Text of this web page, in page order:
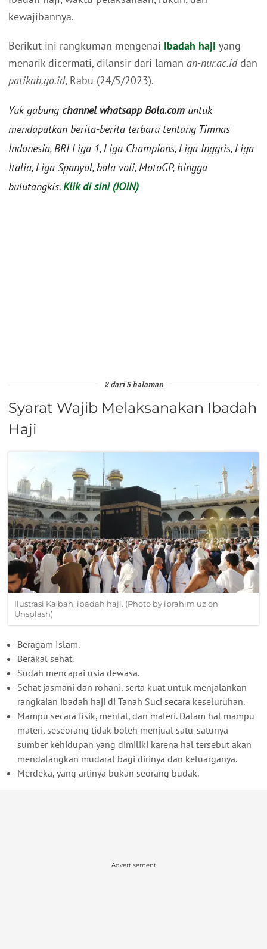
kewajibannya.
Berikut ini rangkuman mengenai ibadah haji yang
menarik dicermati, dilansir dari laman an-nur.ac.iddan
patikab.go.id, Rabu (24/5/2023).
Yuk gabung channel whatsapp Bola.com untuk
mendapatkan berita-berita terbaru tentang Timnas
Indonesia, BRI Liga 1, Liga Champions, Liga Inggris, Liga
Italia, Liga Spanyol, bola voli, MotoGP, hingga
bulutangkis.Klik di sini (JOIN)
2 dari 5 halaman
Syarat Wajib Melaksanakan Ibadah
Haji
Ilustrasi Ka'bah, ibadah haji. (Photo by ibrahim uz on
Unsplash)
Beragam Islam.
Berakal sehat.
Sudah mencapai usia dewasa.
Sehat jasmani dan rohani, serta kuat untuk menjalankan
rangkaian ibadah haji di Tanah Suci secara keseluruhan.
Mampu secara fisik, mental, dan materi. Dalam hal mampu
materi, seseorang tidak boleh menjual satu-satunya
sumber kehidupan yang dimiliki karena hal tersebut akan
mendatangkan mudarat bagi dirinya dan keluarganya.
Merdeka, yang artinya bukan seorang budak.
Advertisement